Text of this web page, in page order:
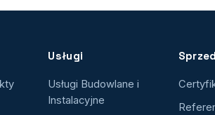
Usługi
Usługi Budowlane i
Instalacyjne